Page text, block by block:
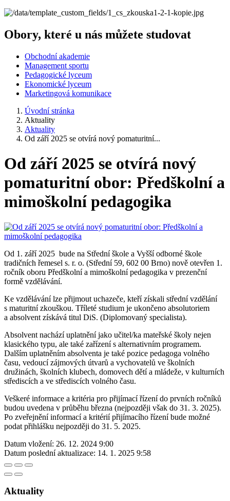
Obory, které u nás můžete studovat
Obchodní akademie
Management sportu
Pedagogické lyceum
Ekonomické lyceum
Marketingová komunikace
Úvodní stránka
Aktuality
Aktuality
Od září 2025 se otvírá nový pomaturitní...
Od září 2025 se otvírá nový
pomaturitní obor: Předškolní a
mimoškolní pedagogika
Od 1. září 2025 bude na Střední škole a Vyšší odborné škole
tradičních řemesel s. r. o. (Střední 59, 602 00 Brno) nově otevřen 1.
ročník oboru Předškolní a mimoškolní pedagogika v prezenční
formě vzdělávání.
Ke vzdělávání lze přijmout uchazeče, kteří získali střední vzdělání
s maturitní zkouškou. Tříleté studium je ukončeno absolutoriem
a absolvent získává titul DiS. (Diplomovaný specialista).
Absolvent nachází uplatnění jako učitel/ka mateřské školy nejen
klasického typu, ale také zařízení s alternativním programem.
Dalším uplatněním absolventa je také pozice pedagoga volného
času, vedoucí zájmových útvarů a vychovatelů ve školních
družinách, školních klubech, domovech dětí a mládeže, v kulturních
střediscích a ve střediscích volného času.
Veškeré informace a kritéria pro přijímací řízení do prvních ročníků
budou uvedena v průběhu března (nejpozději však do 31. 3. 2025).
Po zveřejnění informací a kritérií přijímacího řízení bude možné
podat přihlášku nejpozději do 31. 5. 2025.
Datum vložení: 26. 12. 2024 9:00
Datum poslední aktualizace: 14. 1. 2025 9:58
Aktuality